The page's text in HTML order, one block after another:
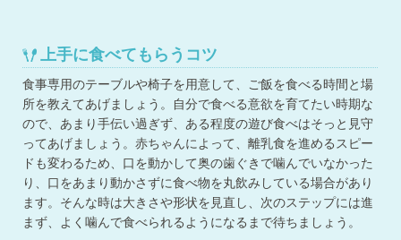
上手に食べてもらうコツ
食事専用のテーブルや椅子を用意して、ご飯を食べる時間と場
所を教えてあげましょう。自分で食べる意欲を育てたい時期な
ので、あまり手伝い過ぎず、ある程度の遊び食べはそっと見守
ってあげましょう。赤ちゃんによって、離乳食を進めるスピー
ドも変わるため、口を動かして奥の歯ぐきで噛んでいなかった
り、口をあまり動かさずに食べ物を丸飲みしている場合があり
ます。そんな時は大きさや形状を見直し、次のステップには進
まず、よく噛んで食べられるようになるまで待ちましょう。